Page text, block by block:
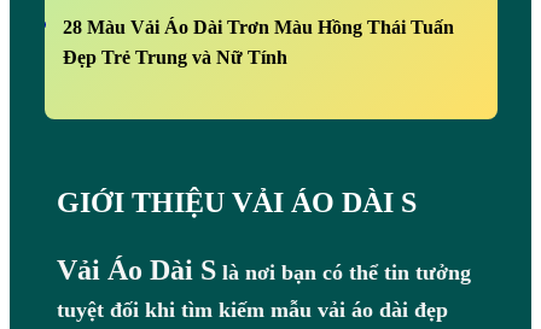
28 Màu Vải Áo Dài Trơn Màu Hồng Thái Tuấn
Đẹp Trẻ Trung và Nữ Tính
GIỚI THIỆU VẢI ÁO DÀI S
Vải Áo Dài Slà nơi bạn có thể tin tưởng
tuyệt đối khi tìm kiếm mẫu vải áo dài đẹp